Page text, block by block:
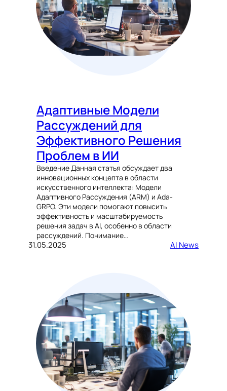
Адаптивные Модели
Рассуждений для
Эффективного Решения
Проблем в ИИ
Введение Данная статья обсуждает два
инновационных концепта в области
искусственного интеллекта: Модели
Адаптивного Рассуждения (ARM) и Ada-
GRPO. Эти модели помогают повысить
эффективность и масштабируемость
решения задач в AI, особенно в области
рассуждений. Понимание…
31.05.2025 AI News